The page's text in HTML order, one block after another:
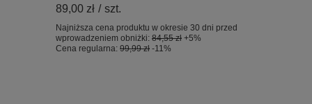
89,00 zł / szt.
Najniższa cena produktu w okresie 30 dni przed
wprowadzeniem obniżki: 84,55 zł +5%
Cena regularna: 99,99 zł -11%